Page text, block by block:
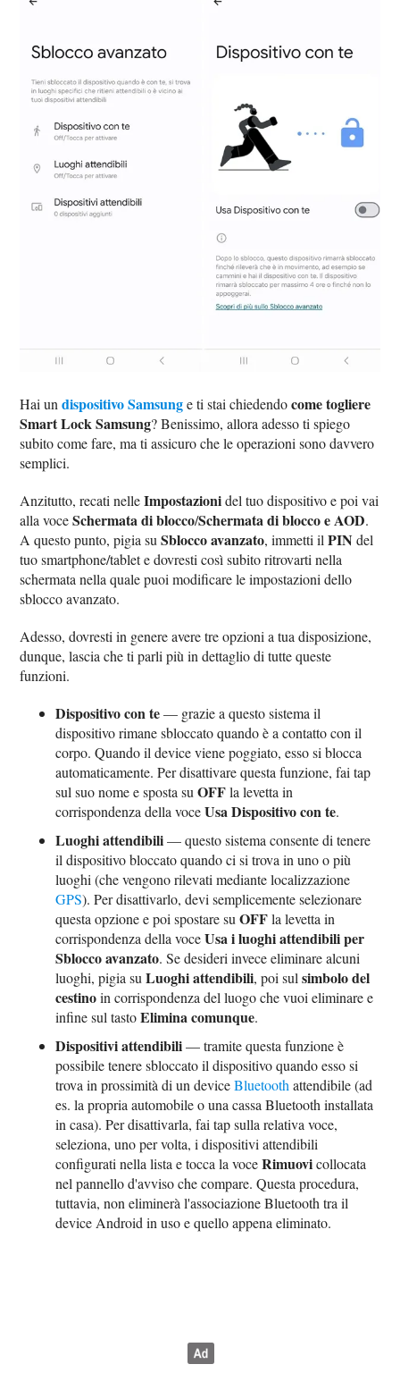
Hai undispositivo Samsunge ti stai chiedendocome togliere
Smart Lock Samsung? Benissimo, allora adesso ti spiego
subito come fare, ma ti assicuro che le operazioni sono davvero
semplici.
Anzitutto, recati nelleImpostazionidel tuo dispositivo e poi vai
alla voceSchermata di blocco/Schermata di blocco e AOD.
A questo punto, pigia suSblocco avanzato, immetti ilPIN del
tuo smartphone/tablet e dovresti così subito ritrovarti nella
schermata nella quale puoi modificare le impostazioni dello
sblocco avanzato.
Adesso, dovresti in genere avere tre opzioni a tua disposizione,
dunque, lascia che ti parli più in dettaglio di tutte queste
funzioni.
Dispositivo con te— grazie a questo sistema il
dispositivo rimane sbloccato quando è a contatto con il
corpo. Quando il device viene poggiato, esso si blocca
automaticamente. Per disattivare questa funzione, fai tap
sul suo nome e sposta suOFFla levetta in
corrispondenza della voceUsa Dispositivo con te.
Luoghi attendibili— questo sistema consente di tenere
il dispositivo bloccato quando ci si trova in uno o più
luoghi (che vengono rilevati mediante localizzazione
GPS). Per disattivarlo, devi semplicemente selezionare
questa opzione e poi spostare suOFFla levetta in
corrispondenza della voceUsa i luoghi attendibili per
Sblocco avanzato. Se desideri invece eliminare alcuni
luoghi, pigia suLuoghi attendibili, poi sulsimbolo del
cestinoin corrispondenza del luogo che vuoi eliminare e
infine sul tastoElimina comunque.
Dispositivi attendibili— tramite questa funzione è
possibile tenere sbloccato il dispositivo quando esso si
trova in prossimità di un deviceBluetoothattendibile (ad
es. la propria automobile o una cassa Bluetooth installata
in casa). Per disattivarla, fai tap sulla relativa voce,
seleziona, uno per volta, i dispositivi attendibili
configurati nella lista e tocca la voceRimuovicollocata
nel pannello d'avviso che compare. Questa procedura,
tuttavia, non eliminerà l'associazione Bluetooth tra il
device Android in uso e quello appena eliminato.